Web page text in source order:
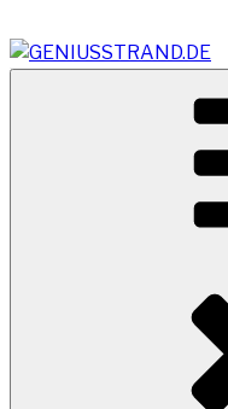
Inhalt
springen
Vom Geniusstrand
Terminal